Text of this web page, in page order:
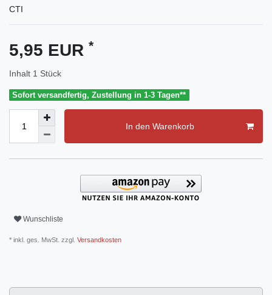
CTI
5,95 EUR *
Inhalt 1 Stück
Sofort versandfertig, Zustellung in 1-3 Tagen**
In den Warenkorb
Wunschliste
* inkl. ges. MwSt. zzgl. Versandkosten